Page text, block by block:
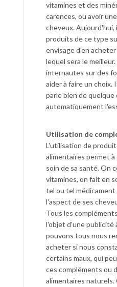
vitamines et des
carences, ou avoir
cheveux.
produits de ce type
envisage d'en
lequel sera le
internautes sur des
aider à faire un choix.
parle bien de quelque
automatiquement
Utilisation de
L'utilisation de
alimentaires permet
soin de sa santé. On
vitamines, on fait en
tel ou tel
l'aspect de ses
Tous les
l'objet d'une publicité
pouvons tous nous
acheter si nous
certains maux, qui
ces compléments ou
alimentaires